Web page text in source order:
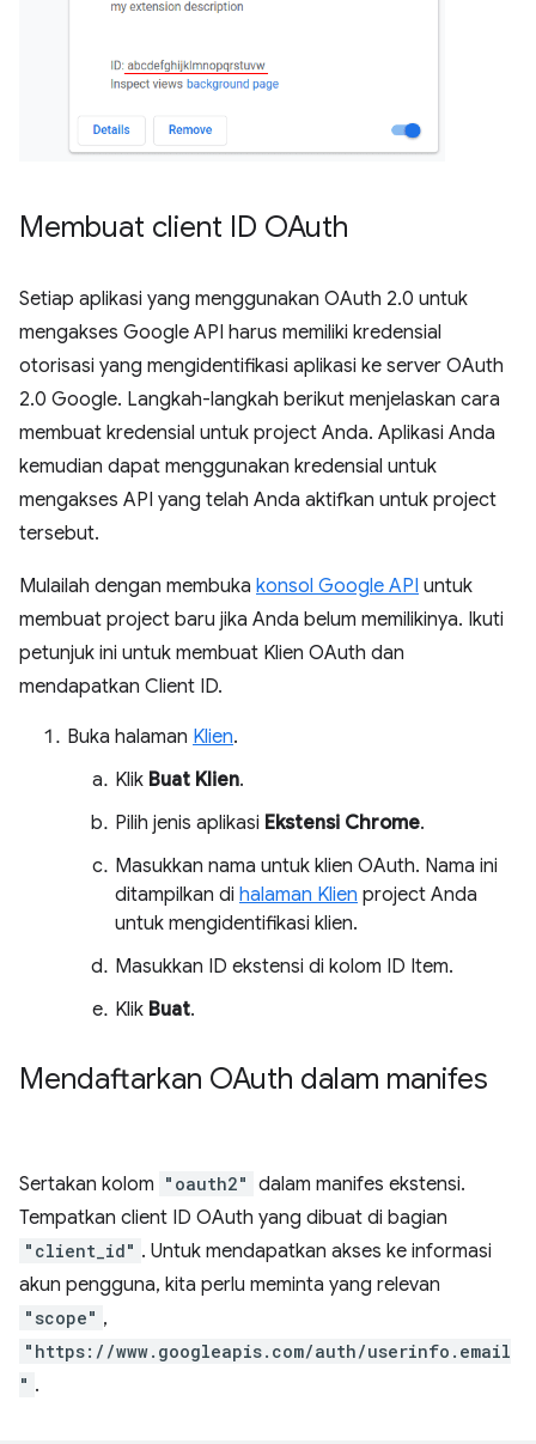
Membuat client ID OAuth
Setiap aplikasi yang menggunakan OAuth 2.0 untuk
mengakses Google API harus memiliki kredensial
otorisasi yang mengidentifikasi aplikasi ke server OAuth
2.0 Google. Langkah-langkah berikut menjelaskan cara
membuat kredensial untuk project Anda. Aplikasi Anda
kemudian dapat menggunakan kredensial untuk
mengakses API yang telah Anda aktifkan untuk project
tersebut.
Mulailah dengan membuka konsol Google API untuk
membuat project baru jika Anda belum memilikinya. Ikuti
petunjuk ini untuk membuat Klien OAuth dan
mendapatkan Client ID.
Buka halaman Klien.
Klik Buat Klien.
Pilih jenis aplikasi Ekstensi Chrome.
Masukkan nama untuk klien OAuth. Nama ini
ditampilkan di halaman Klien project Anda
untuk mengidentifikasi klien.
Masukkan ID ekstensi di kolom ID Item.
Klik Buat.
Mendaftarkan OAuth dalam manifes
Sertakan kolom "oauth2" dalam manifes ekstensi.
Tempatkan client ID OAuth yang dibuat di bagian
"client_id" . Untuk mendapatkan akses ke informasi
akun pengguna, kita perlu meminta yang relevan
"scope" ,
"https://www.googleapis.com/auth/userinfo.email
" .